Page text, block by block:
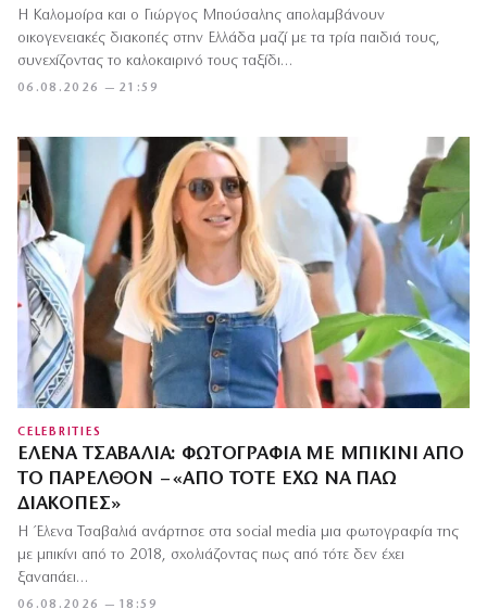
06.08.2026 — 21:59
Η Καλομοίρα και ο Γιώργος Μπούσαλης απολαμβάνουν
οικογενειακές διακοπές στην Ελλάδα μαζί με τα τρία παιδιά τους,
συνεχίζοντας το καλοκαιρινό τους ταξίδι…
CELEBRITIES
ΈΛΕΝΑ ΤΣΑΒΑΛΙΆ: ΦΩΤΟΓΡΑΦΊΑ ΜΕ ΜΠΙΚΊΝΙ ΑΠΌ
ΤΟ ΠΑΡΕΛΘΌΝ – «ΑΠΌ ΤΌΤΕ ΈΧΩ ΝΑ ΠΆΩ
ΔΙΑΚΟΠΈΣ»
06.08.2026 — 18:59
Η Έλενα Τσαβαλιά ανάρτησε στα social media μια φωτογραφία της
με μπικίνι από το 2018, σχολιάζοντας πως από τότε δεν έχει
ξαναπάει…